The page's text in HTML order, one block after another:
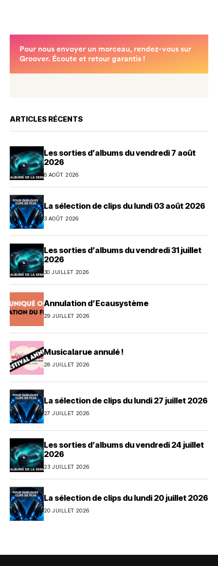
ARTICLES RÉCENTS
Les sorties d’albums du vendredi 7 août
2026
6 AOÛT 2026
La sélection de clips du lundi 03 août 2026
3 AOÛT 2026
Les sorties d’albums du vendredi 31 juillet
2026
30 JUILLET 2026
Annulation d’Ecausystème
29 JUILLET 2026
Musicalarue annulé !
28 JUILLET 2026
La sélection de clips du lundi 27 juillet 2026
27 JUILLET 2026
Les sorties d’albums du vendredi 24 juillet
2026
23 JUILLET 2026
La sélection de clips du lundi 20 juillet 2026
20 JUILLET 2026